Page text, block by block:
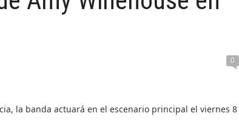
0
la banda actuará en el escenario principal el viernes 8